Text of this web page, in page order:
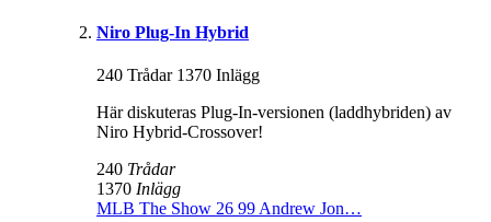
Niro Plug-In Hybrid
240 Trådar 1370 Inlägg
Här diskuteras Plug-In-versionen (laddhybriden) av
Niro Hybrid-Crossover!
240 Trådar
1370 Inlägg
MLB The Show 26 99 Andrew Jon…